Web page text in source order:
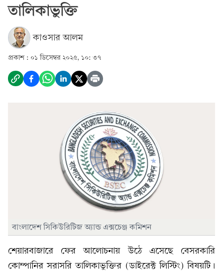
তালিকাভুক্তি
কাওসার আলম
প্রকাশ : ০১ ডিসেম্বর ২০২৫, ১০: ৩৭
বাংলাদেশ সিকিউরিটিজ অ্যান্ড এক্সচেঞ্জ কমিশন
শেয়ারবাজারে ফের আলোচনায় উঠে এসেছে বেসরকারি
কোম্পানির সরাসরি তালিকাভুক্তির (ডাইরেক্ট লিস্টিং) বিষয়টি।